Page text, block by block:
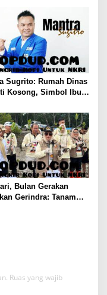
Sugrito: Rumah Dinas
Kosong, Simbol Ibu
Bulan Gerakan
Gerindra: Tanam
Ruas yang wajib